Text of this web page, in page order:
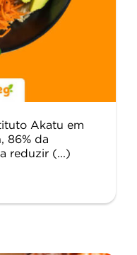
Akatu em
86% da
reduzir (...)